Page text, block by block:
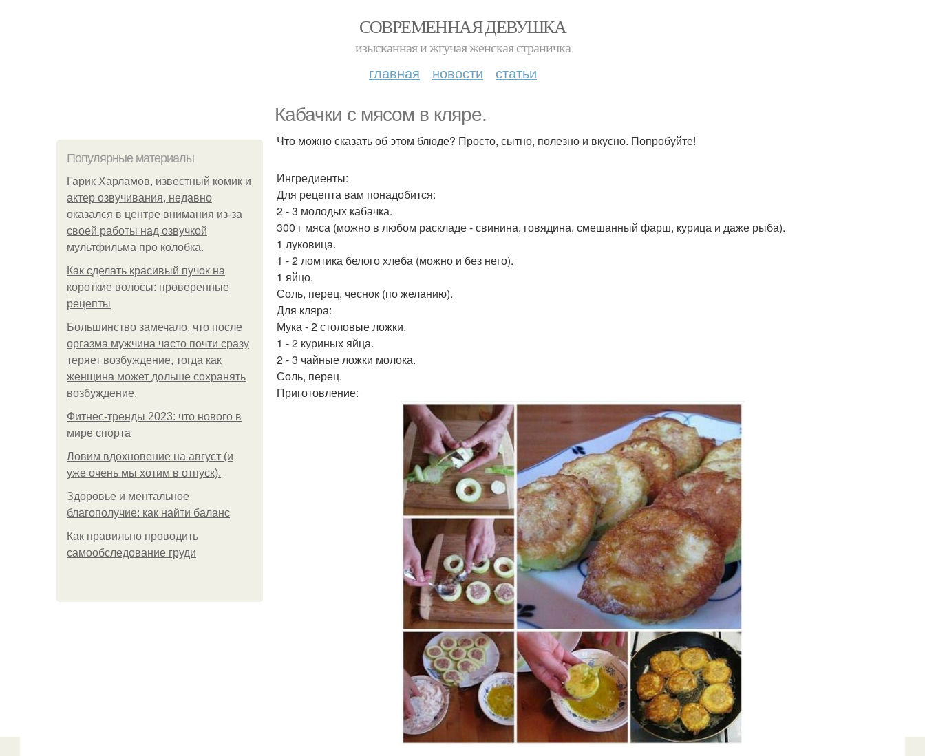
СОВРЕМЕННАЯ ДЕВУШКА
изысканная и жгучая женская страничка
главная новости статьи
Кабачки с мясом в кляре.
Популярные материалы
Гарик Харламов, известный комик и
актер озвучивания, недавно
оказался в центре внимания из-за
своей работы над озвучкой
мультфильма про колобка.
Как сделать красивый пучок на
короткие волосы: проверенные
рецепты
Большинство замечало, что после
оргазма мужчина часто почти сразу
теряет возбуждение, тогда как
женщина может дольше сохранять
возбуждение.
Фитнес-тренды 2023: что нового в
мире спорта
Ловим вдохновение на август (и
уже очень мы хотим в отпуск).
Здоровье и ментальное
благополучие: как найти баланс
Как правильно проводить
самообследование груди
Что можно сказать об этом блюде? Просто, сытно, полезно и вкусно. Попробуйте!
Ингредиенты:
Для рецепта вам понадобится:
2 - 3 молодых кабачка.
300 г мяса (можно в любом раскладе - свинина, говядина, смешанный фарш, курица и даже рыба).
1 луковица.
1 - 2 ломтика белого хлеба (можно и без него).
1 яйцо.
Соль, перец, чеснок (по желанию).
Для кляра:
Мука - 2 столовые ложки.
1 - 2 куриных яйца.
2 - 3 чайные ложки молока.
Соль, перец.
Приготовление: